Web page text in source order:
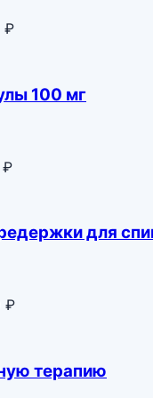
₽
100 мг
₽
для
₽
терапию